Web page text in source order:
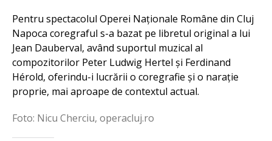
Pentru spectacolul Operei Naționale Române din Cluj
Napoca coregraful s-a bazat pe libretul original a lui
Jean Dauberval, având suportul muzical al
compozitorilor Peter Ludwig Hertel și Ferdinand
Hérold, oferindu-i lucrării o coregrafie și o narație
proprie, mai aproape de contextul actual.
Foto: Nicu Cherciu, operacluj.ro